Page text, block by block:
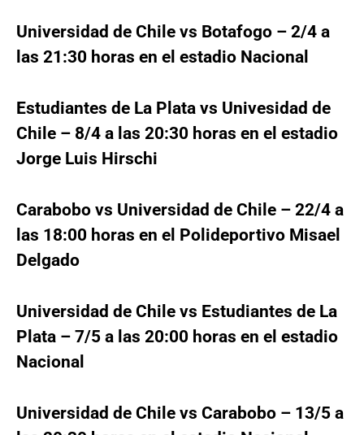
Universidad de Chile vs Botafogo – 2/4 a
las 21:30 horas en el estadio Nacional
Estudiantes de La Plata vs Univesidad de
Chile – 8/4 a las 20:30 horas en el estadio
Jorge Luis Hirschi
Carabobo vs Universidad de Chile – 22/4 a
las 18:00 horas en el Polideportivo Misael
Delgado
Universidad de Chile vs Estudiantes de La
Plata – 7/5 a las 20:00 horas en el estadio
Nacional
Universidad de Chile vs Carabobo – 13/5 a